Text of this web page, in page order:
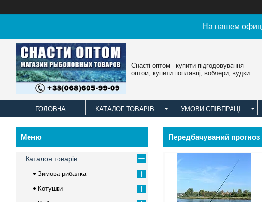
На нашем
Снасті оптом - купити підгодовування
оптом, купити поплавці, воблери, вудки
ГОЛОВНА КАТАЛОГ ТОВАРІВ УМОВИ СПІВПРАЦІ
Передбачуваний прогноз
Каталон товарів
Зимова рибалка
Котушки